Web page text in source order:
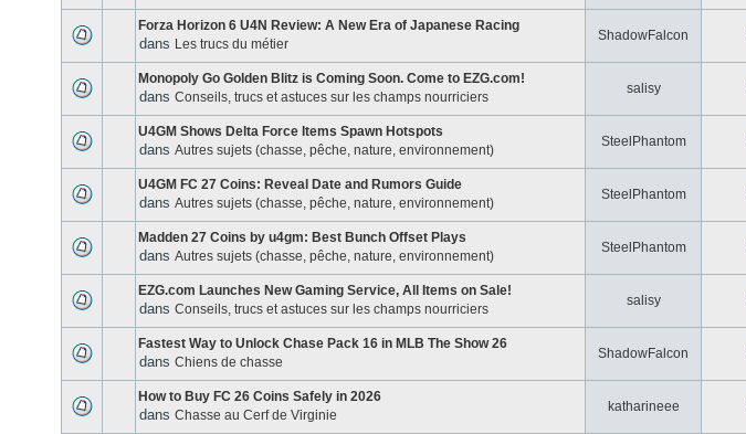
Forza Horizon 6 U4N Review: A New Era of Japanese Racing
dans Les trucs du métier
ShadowFalcon
Monopoly Go Golden Blitz is Coming Soon. Come to EZG.com!
dans Conseils, trucs et astuces sur les champs nourriciers
salisy
U4GM Shows Delta Force Items Spawn Hotspots
dans Autres sujets (chasse, pêche, nature, environnement)
SteelPhantom
U4GM FC 27 Coins: Reveal Date and Rumors Guide
dans Autres sujets (chasse, pêche, nature, environnement)
SteelPhantom
Madden 27 Coins by u4gm: Best Bunch Offset Plays
dans Autres sujets (chasse, pêche, nature, environnement)
SteelPhantom
EZG.com Launches New Gaming Service, All Items on Sale!
dans Conseils, trucs et astuces sur les champs nourriciers
salisy
Fastest Way to Unlock Chase Pack 16 in MLB The Show 26
dans Chiens de chasse
ShadowFalcon
How to Buy FC 26 Coins Safely in 2026
dans Chasse au Cerf de Virginie
katharineee